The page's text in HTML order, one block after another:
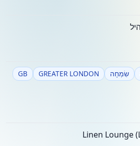
שִׂמְחָה GREATER LONDON
GB